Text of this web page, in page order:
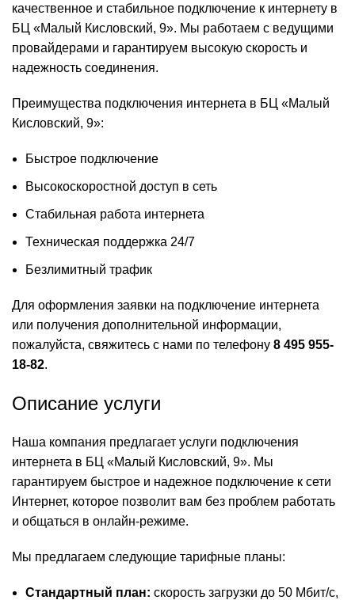
качественное и стабильное подключение к интернету в
БЦ «Малый Кисловский, 9». Мы работаем с ведущими
провайдерами и гарантируем высокую скорость и
надежность соединения.
Преимущества подключения интернета в БЦ «Малый
Кисловский, 9»:
Быстрое подключение
Высокоскоростной доступ в сеть
Стабильная работа интернета
Техническая поддержка 24/7
Безлимитный трафик
Для оформления заявки на подключение интернета
или получения дополнительной информации,
пожалуйста, свяжитесь с нами по телефону 8 495 955-
18-82.
Описание услуги
Наша компания предлагает услуги подключения
интернета в БЦ «Малый Кисловский, 9». Мы
гарантируем быстрое и надежное подключение к сети
Интернет, которое позволит вам без проблем работать
и общаться в онлайн-режиме.
Мы предлагаем следующие тарифные планы:
Стандартный план: скорость загрузки до 50 Мбит/с,